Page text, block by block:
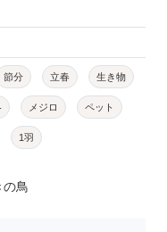
節分 立春 生き物
メジロ ペット
1羽
の鳥